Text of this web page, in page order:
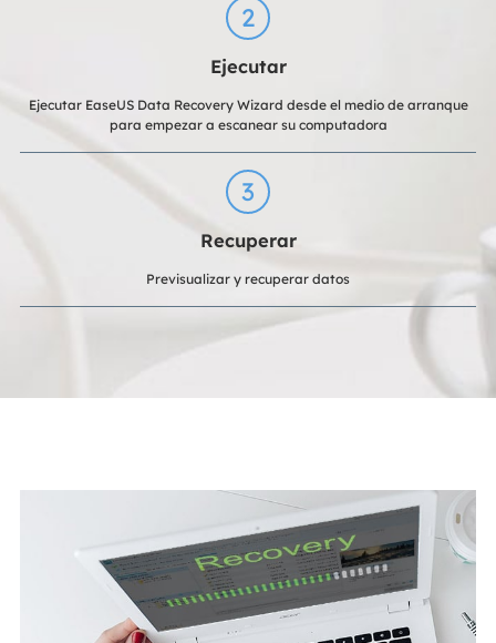
2
Ejecutar
Ejecutar EaseUS Data Recovery Wizard desde el medio de arranque
para empezar a escanear su computadora
3
Recuperar
Previsualizar y recuperar datos